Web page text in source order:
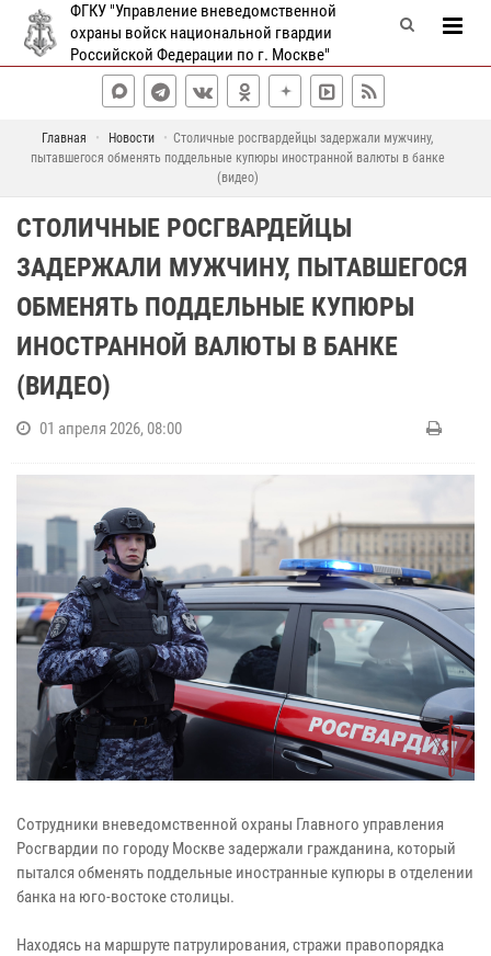
ФГКУ "Управление вневедомственной
охраны войск национальной гвардии
Российской Федерации по г. Москве"
Главная Новости
Столичные росгвардейцы задержали мужчину,
пытавшегося обменять поддельные купюры иностранной валюты в банке
(видео)
СТОЛИЧНЫЕ РОСГВАРДЕЙЦЫ
ЗАДЕРЖАЛИ МУЖЧИНУ, ПЫТАВШЕГОСЯ
ОБМЕНЯТЬ ПОДДЕЛЬНЫЕ КУПЮРЫ
ИНОСТРАННОЙ ВАЛЮТЫ В БАНКЕ
(ВИДЕО)
01 апреля 2026, 08:00
Сотрудники вневедомственной охраны Главного управления
Росгвардии по городу Москве задержали гражданина, который
пытался обменять поддельные иностранные купюры в отделении
банка на юго-востоке столицы.
Находясь на маршруте патрулирования, стражи правопорядка